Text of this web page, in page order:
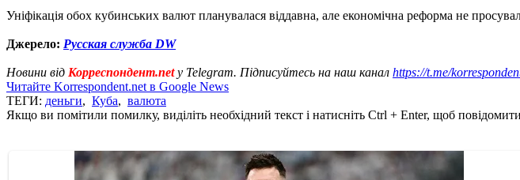
Уніфікація обох кубинських валют планувалася віддавна, але економічна реформа не
Джерело: Русская служба DW
Новини від Корреспондент.netу Telegram. Підписуйтесь на наш канал https://t.me/
Читайте Korrespondent.net в Google News
ТЕГИ: деньги, Куба, валюта
Якщо ви помітили помилку, виділіть необхідний текст і натисніть Ctrl + Enter, щоб